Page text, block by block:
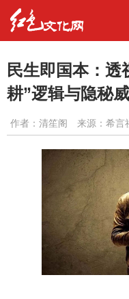
民生即国本：透
耕”逻辑与隐秘
作者： 清笙阁 来源：希言